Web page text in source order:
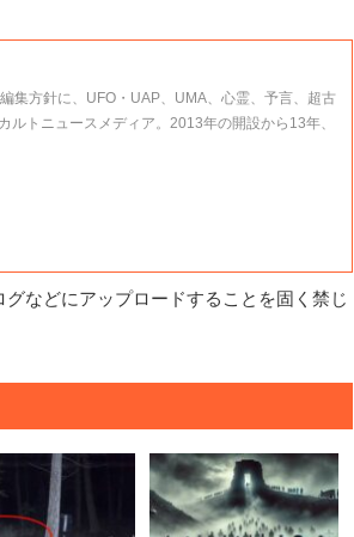
集方針に、UFO・UAP、UMA、心霊、予言、超古
トニュースメディア。2013年の開設から13年、
などにアップロードすることを固く禁じ